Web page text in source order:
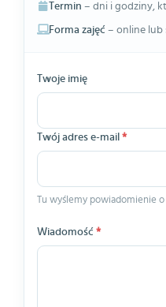
Termin – dni i godziny,
Forma zajęć – online lub
Twoje imię
Twój adres e-mail *
Tu wyślemy powiadomienie
Wiadomość *